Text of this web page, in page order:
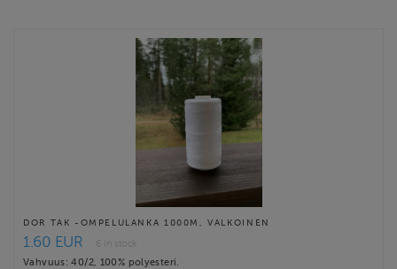
DOR TAK -OMPELULANKA 1000M, VALKOINEN
1.60 EUR
6 in stock
Vahvuus: 40/2, 100% polyesteri.